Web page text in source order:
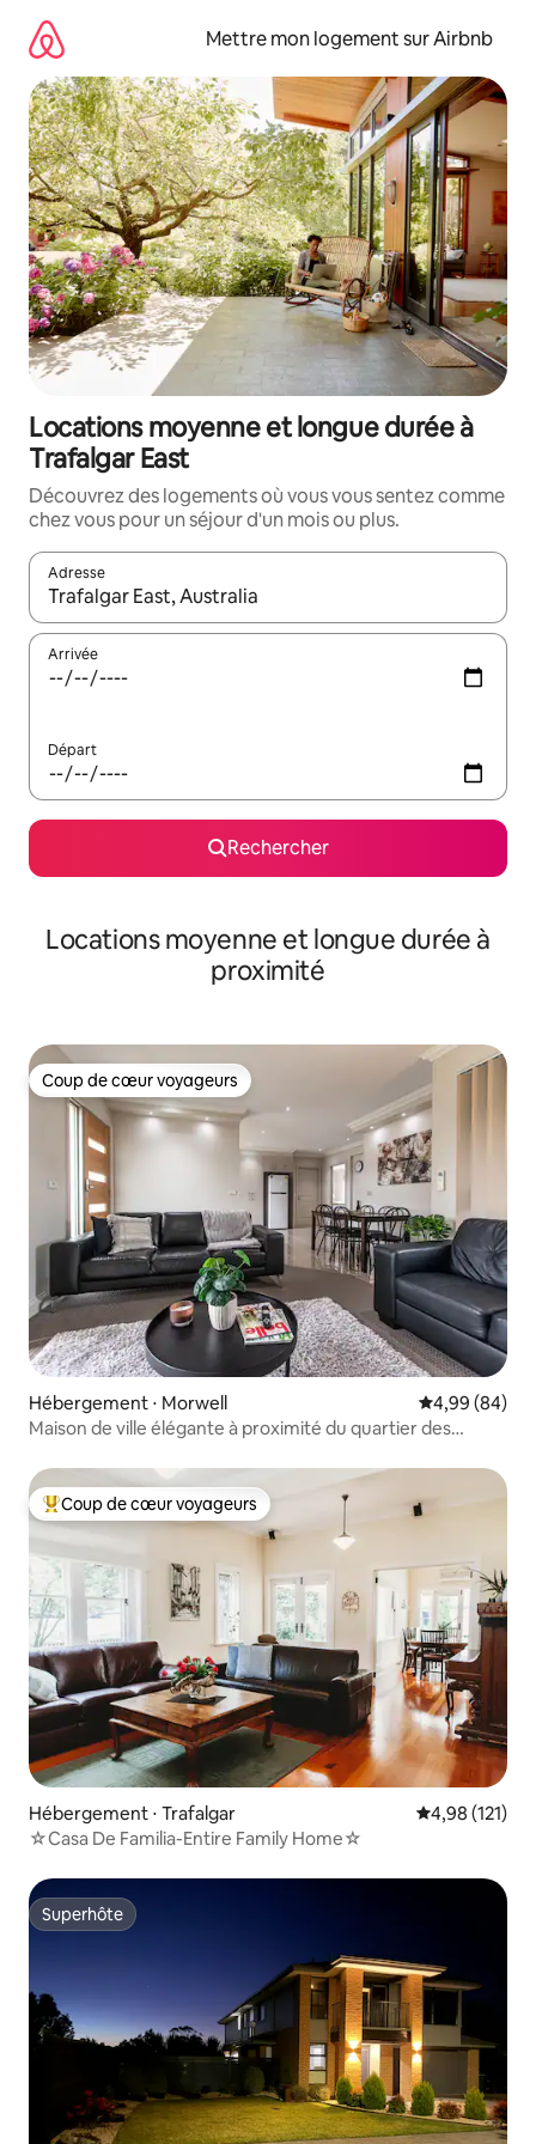
directement
contenu
Mettre mon logement sur Airbnb
Locations moyenne et longue durée à
Trafalgar East
Découvrez des logements où vous vous sentez comme
chez vous pour un séjour d'un mois ou plus.
Adresse
Lorsque les résultats s'affichent, utilisez les flèches vers le
Arrivée
Départ
Rechercher
Locations moyenne et longue durée à
proximité
Coup de cœur voyageurs
Coup de cœur voyageurs
Hébergement ⋅ Morwell Évaluation
4,99 (84)
Maison de ville élégante à proximité du quartier des
Coups de cœur voyageurs les plus appréciés
Coup de cœur voyageurs
Hébergement ⋅ Trafalgar Évaluation
4,98 (121)
☆Casa De Familia-Entire Family Home☆
Superhôte
Superhôte